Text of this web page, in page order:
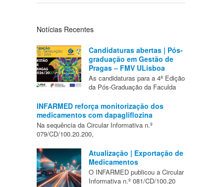
Notícias Recentes
Candidaturas abertas | Pós-
graduação em Gestão de
Pragas – FMV ULisboa
As candidaturas para a 4ª Edição
da Pós-Graduação da Faculda
INFARMED reforça monitorização dos
medicamentos com dapagliflozina
Na sequência da Circular Informativa n.º
079/CD/100.20.200,
Atualização | Exportação de
Medicamentos
O INFARMED publicou a Circular
Informativa n.º 081/CD/100.20